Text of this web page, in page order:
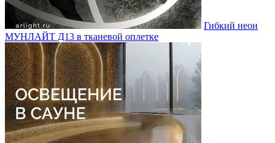
Гибкий неон
МУНЛАЙТ Д13 в тканевой оплетке